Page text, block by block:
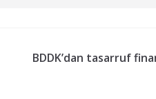
BDDK’dan tasarruf